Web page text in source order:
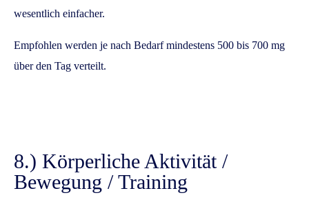
wesentlich einfacher.
Empfohlen werden je nach Bedarf mindestens 500 bis 700 mg
über den Tag verteilt.
8.) Körperliche Aktivität /
Bewegung / Training